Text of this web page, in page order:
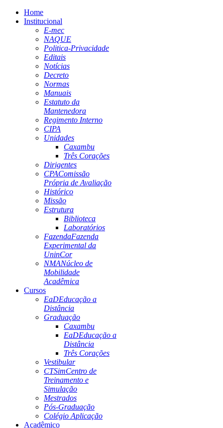
Home
Institucional
E-mec
NAQUE
Politica-Privacidade
Editais
Notícias
Decreto
Normas
Manuais
Estatuto da
Mantenedora
Regimento Interno
CIPA
Unidades
Caxambu
Três Corações
Dirigentes
CPAComissão
Própria de Avaliação
Histórico
Missão
Estrutura
Biblioteca
Laboratórios
FazendaFazenda
Experimental da
UninCor
NMANúcleo de
Mobilidade
Acadêmica
Cursos
EaDEducação a
Distância
Graduação
Caxambu
EaDEducação a
Distância
Três Corações
Vestibular
CTSimCentro de
Treinamento e
Simulação
Mestrados
Pós-Graduação
Colégio Aplicação
Acadêmico